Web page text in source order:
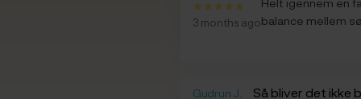
3 months agobalance mellem
Gudrun J. Så bliver det ikke